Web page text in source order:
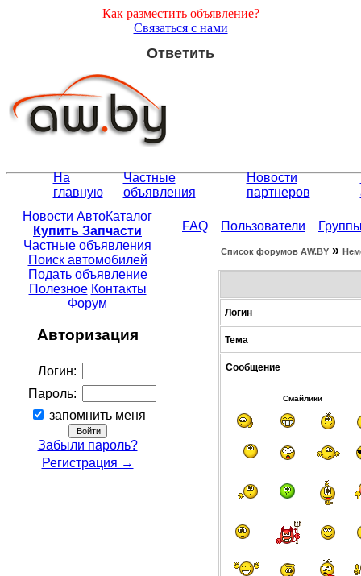
Как разместить объявление?
Связаться с нами
Ответить
На
главную
Частные
объявления
Новости
партнеров
Новости АвтоКаталог
Купить Запчасти
Частные объявления
Поиск автомобилей
Подать объявление
Полезное Контакты
Форум
Авторизация
Логин:
Пароль:
запомнить меня
Забыли пароль?
Регистрация →
FAQ Пользователи
Список форумов АW.BY »
Логин
Тема
Сообщение
Смайлики